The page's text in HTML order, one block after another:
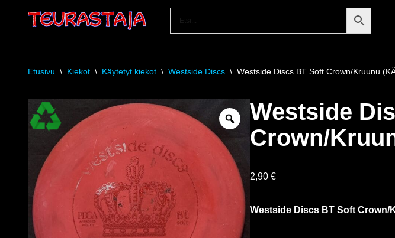
Etusivu \ Kiekot \ Käytetyt kiekot \ Westside Discs \ Westside Discs BT Soft Crown/Kruunu
Westside
Crown/
2,90 €
Westside Discs BT Soft Crown/